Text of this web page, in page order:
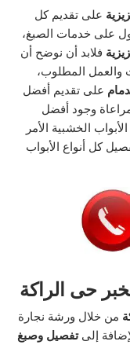
على تقديم كل
على خدمات الصبغ،
فلابد أن نوضح أن
المطلوب،
على تقديم أفضل
وجود أفضل
الخشبية الأمر
كل أنواع الأبواب
حى الراكة
من خلال ورشة نجارة
إلىتفصيل وصبغ